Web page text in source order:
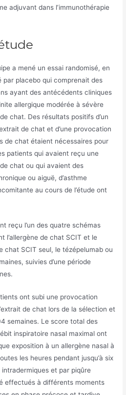
adjuvant dans l’immunothérapie
a mené un essai randomisé, en
placebo qui comprenait des
ayant des antécédents cliniques
allergique modérée à sévère
chat. Des résultats positifs d’un
de chat et d’une provocation
de chat étaient nécessaires pour
patients qui avaient reçu une
chat ou qui avaient des
ou aiguë, d’asthme
au cours de l’étude ont
reçu l’un des quatre schémas
l’allergène de chat SCIT et le
chat SCIT seul, le tézépelumab ou
suivies d’une période
ont subi une provocation
de chat lors de la sélection et
semaines. Le score total des
inspiratoire nasal maximal ont
exposition à un allergène nasal à
les heures pendant jusqu’à six
et par piqûre
effectués à différents moments